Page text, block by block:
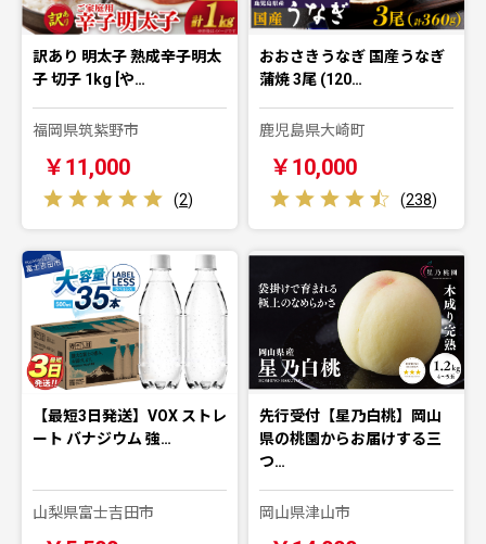
訳あり 明太子 熟成辛子明太
子 切子 1kg [や…
福岡県筑紫野市
￥11,000
(2)
おおさきうなぎ 国産うなぎ
蒲焼 3尾 (120…
鹿児島県大崎町
￥10,000
(238)
【最短3日発送】VOX ストレ
ート バナジウム 強…
山梨県富士吉田市
先行受付【星乃白桃】岡山
県の桃園からお届けする三
つ…
岡山県津山市